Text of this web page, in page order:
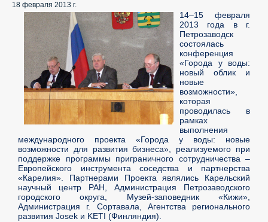
18 февраля 2013 г.
14–15 февраля
2013 года в г.
Петрозаводск
состоялась
конференция
«Города у воды:
новый облик и
новые
возможности»,
которая
проводилась в
рамках
выполнения
международного проекта «Города у воды: новые
возможности для развития бизнеса», реализуемого при
поддержке программы приграничного сотрудничества –
Европейского инструмента соседства и партнерства
«Карелия». Партнерами Проекта являлись Карельский
научный центр РАН, Администрация Петрозаводского
городского округа, Музей-заповедник «Кижи»,
Администрация г. Сортавала, Агентства регионального
развития Josek и KETI (Финляндия).